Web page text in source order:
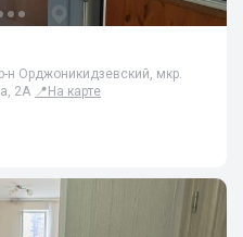
н Орджоникидзевский, мкр.
2А 📍 На карте